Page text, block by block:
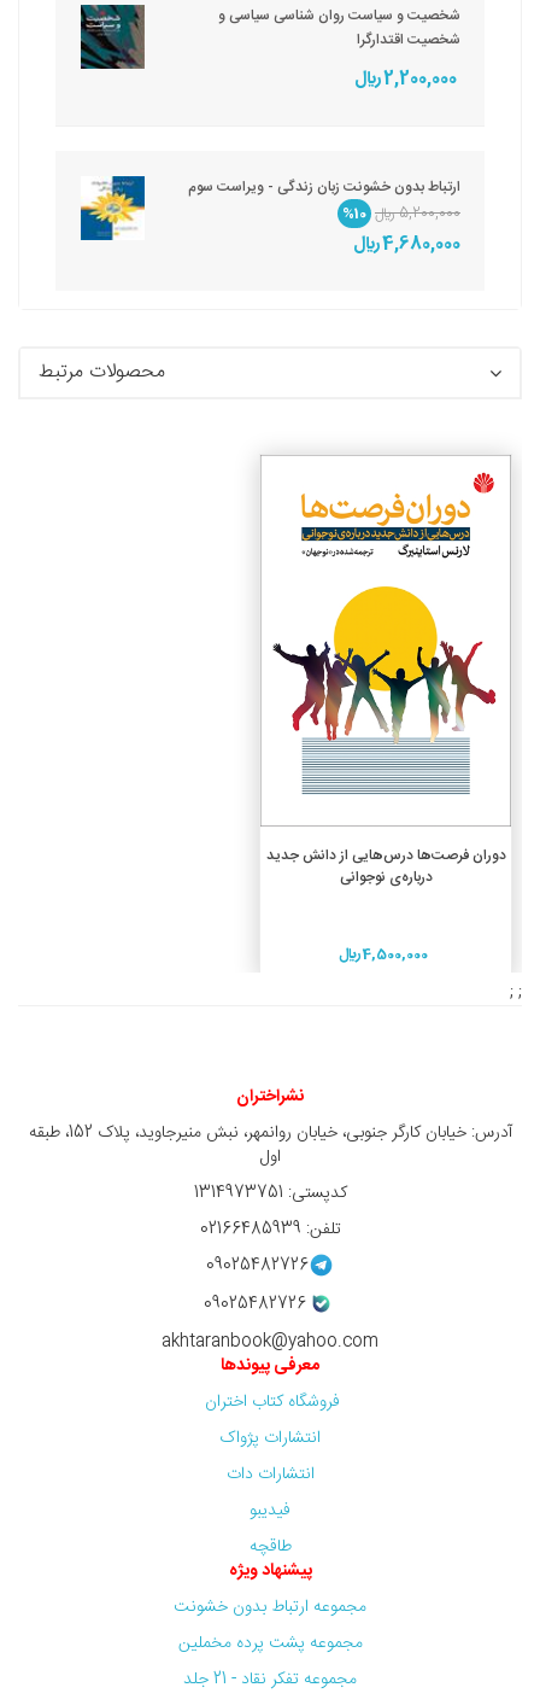
شخصیت و سیاست روان شناسی سیاسی و
شخصیت اقتدارگرا
2,200,000 ريال
ارتباط بدون خشونت زبان زندگی - ویراست سوم
5,200,000 ريال
%10
4,680,000 ريال
محصولات مرتبط
افزودن به سبد خرید
دوران فرصت‌ها درس‌هایی از دانش جدید
درباره‌ی نوجوانی
4,500,000 ريال
; ;
نشراختران
آدرس: خیابان کارگر جنوبی، خیابان روانمهر، نبش منیرجاوید، پلاک 152، طبقه
اول
کدپستی: 1314973751
تلفن: 02166485939
09025482726
09025482726
akhtaranbook@yahoo.com
معرفی پیوندها
فروشگاه کتاب اختران
انتشارات پژواک
انتشارات دات
فیدیبو
طاقچه
پیشنهاد ویژه
مجموعه ارتباط بدون خشونت
مجموعه پشت پرده مخملین
مجموعه تفکر نقاد - 21 جلد